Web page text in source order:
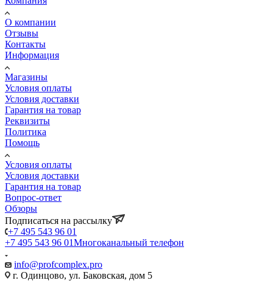
О компании
Отзывы
Контакты
Информация
Магазины
Условия оплаты
Условия доставки
Гарантия на товар
Реквизиты
Политика
Помощь
Условия оплаты
Условия доставки
Гарантия на товар
Вопрос-ответ
Обзоры
Подписаться на рассылку
+7 495 543 96 01
+7 495 543 96 01Многоканальный телефон
info@profcomplex.pro
г. Одинцово, ул. Баковская, дом 5